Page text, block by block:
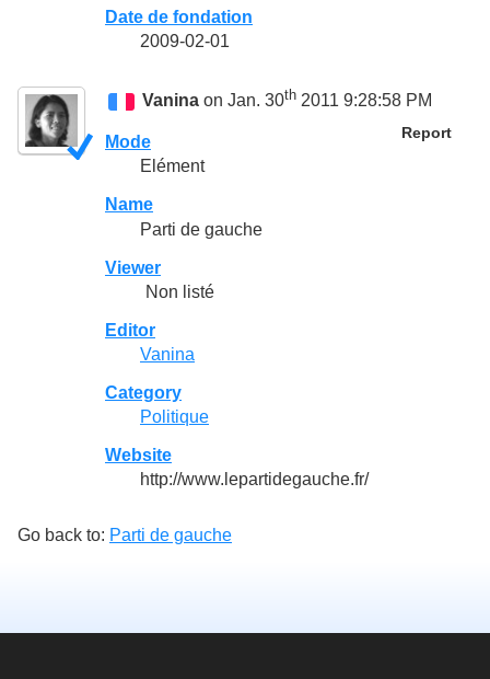
Date de fondation
2009-02-01
Vanina on Jan. 30th 2011 9:28:58 PM
Report
Mode
Elément
Name
Parti de gauche
Viewer
Non listé
Editor
Vanina
Category
Politique
Website
http://www.lepartidegauche.fr/
Go back to: Parti de gauche